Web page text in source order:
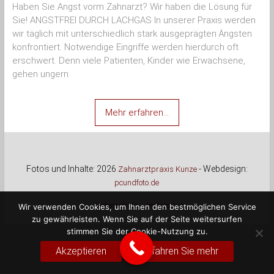
Haben Sie Angst vorm Zahnarzt? Wir haben die Lösung für
Sie! ANGSTFREI DURCH LACHGAS In unserer Praxis werden
wir täglich mit unterschiedlich stark ausgeprägten Ängsten
konfrontiert. Notwendige Eingriffe werden hierdurch oft
erschwert. Denn viele Patienten, Kinder wie Erwachsene,
gehen ungern
Mehr erfahren…
Fotos und Inhalte: 2026 Zahnarztpraxis Kunze- Webdesign:
pcundfoto.de
Datenschutz Impressum
Wir verwenden Cookies, um Ihnen den bestmöglichen Service
zu gewährleisten. Wenn Sie auf der Seite weitersurfen
stimmen Sie der Cookie-Nutzung zu.
Akzeptieren Erfahren Sie mehr